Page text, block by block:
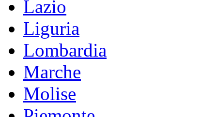
Lazio
Liguria
Lombardia
Marche
Molise